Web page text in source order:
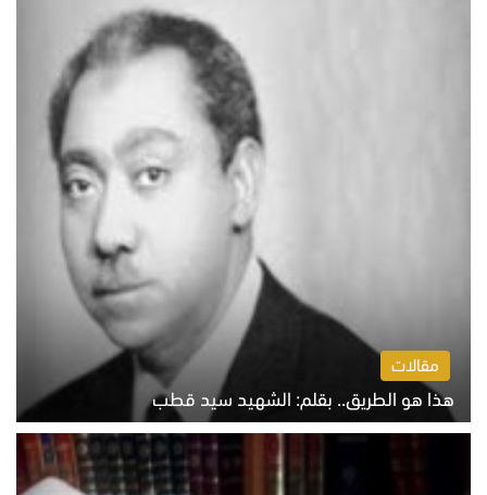
مقالات
هذا هو الطريق.. بقلم: الشهيد سيد قطب
الخميس 6 أغسطس 2026 10:52 ص